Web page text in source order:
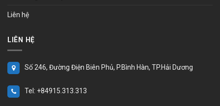
Liên hệ
LIÊN HỆ
Số 246, Đường Điện Biên Phủ, P.Bình Hàn, TP.Hải Dương
Tel: +84915.313.313